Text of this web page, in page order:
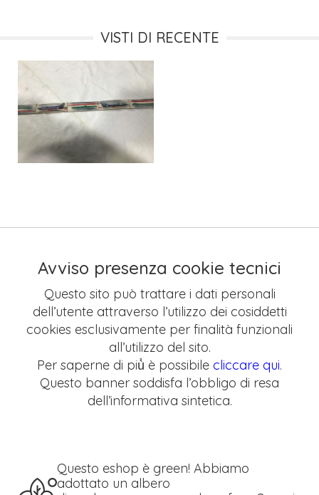
VISTI DI RECENTE
Avviso presenza cookie tecnici
Questo sito può trattare i dati personali
dell’utente attraverso l’utilizzo dei cosiddetti
cookies esclusivamente per finalità funzionali
all’utilizzo del sito.
Per saperne di più̀ è possibile cliccare qui.
Questo banner soddisfa l’obbligo di resa
dell’informativa sintetica.
Questo eshop è green! Abbiamo
adottato un albero